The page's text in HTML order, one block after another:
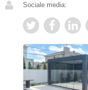
Sociale media: